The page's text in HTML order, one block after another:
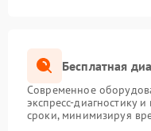
Бесплатная
Современное
экспресс-диагностику
сроки, минимизируя